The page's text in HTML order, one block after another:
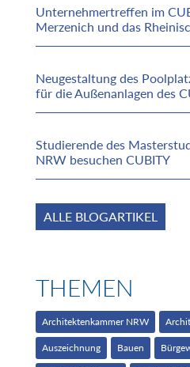
Unternehmertreffen im
Merzenich und das
Neugestaltung des
für die Außenanlagen des
Studierende des
NRW besuchen CUBITY
ALLE BLOGARTIKEL
THEMEN
Architektenkammer NRW
Auszeichnung Bauen